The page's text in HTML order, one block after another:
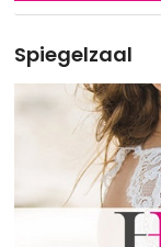
Spiegelzaal